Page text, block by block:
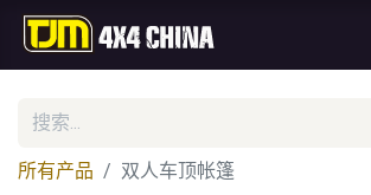
所有产品 双人车顶帐篷